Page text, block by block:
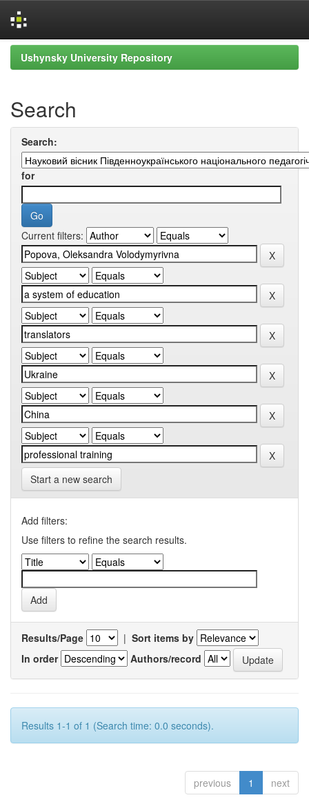
Skip
navigation
Ushynsky University Repository
Search
Search:
for
Current filters:
Start a new search
Add filters:
Use filters to refine the search results.
Results/Page | Sort items by
In order
Authors/record
Results 1-1 of 1 (Search time: 0.0 seconds).
previous 1 next